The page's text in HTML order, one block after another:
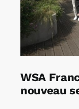
WSA
nouveau